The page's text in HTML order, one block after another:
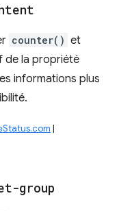
counter() et
de la propriété
informations plus
|
group